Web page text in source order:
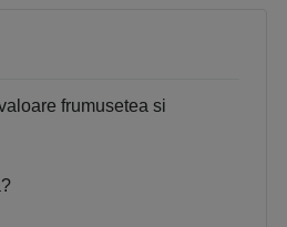
frumusetea si